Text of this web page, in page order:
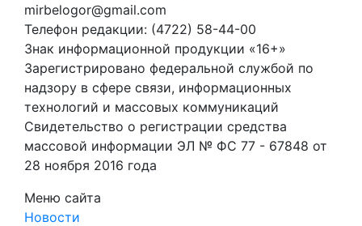
mirbelogor@gmail.com
Телефон редакции: (4722) 58-44-00
Знак информационной продукции «16+»
Зарегистрировано федеральной службой по
надзору в сфере связи, информационных
технологий и массовых коммуникаций
Свидетельство о регистрации средства
массовой информации ЭЛ № ФС 77 - 67848 от
28 ноября 2016 года
Меню сайта
Новости